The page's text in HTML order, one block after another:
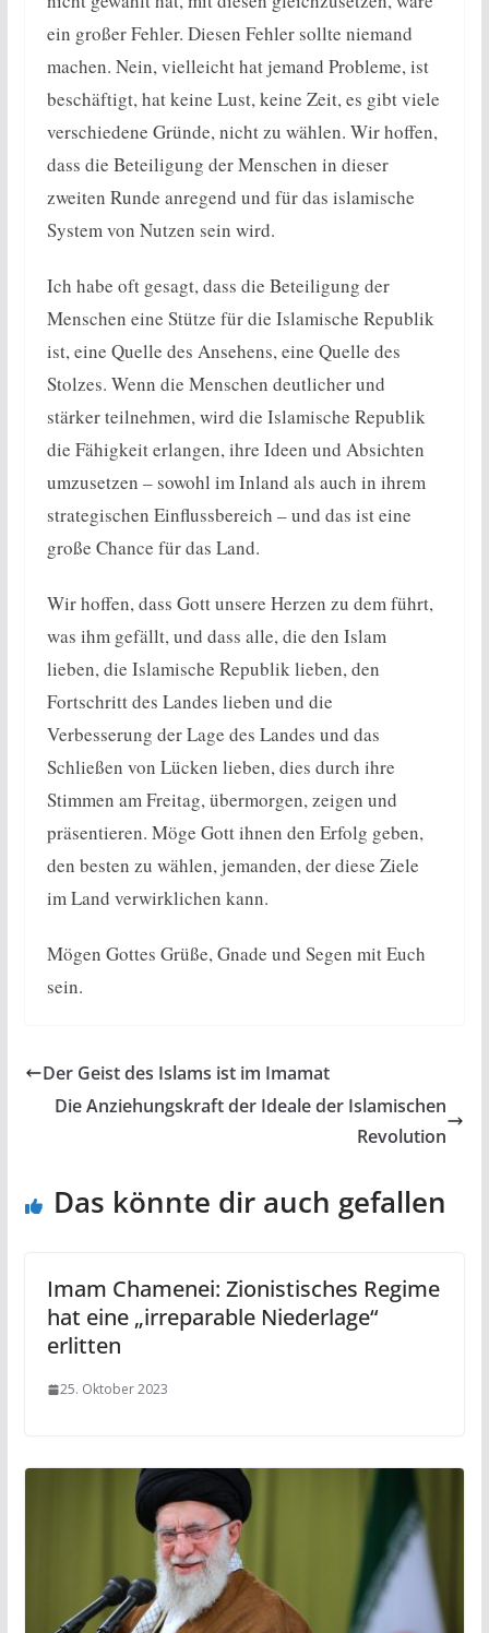
ein großer Fehler. Diesen Fehler sollte niemand
machen. Nein, vielleicht hat jemand Probleme, ist
beschäftigt, hat keine Lust, keine Zeit, es gibt viele
verschiedene Gründe, nicht zu wählen. Wir hoffen,
dass die Beteiligung der Menschen in dieser
zweiten Runde anregend und für das islamische
System von Nutzen sein wird.
Ich habe oft gesagt, dass die Beteiligung der
Menschen eine Stütze für die Islamische Republik
ist, eine Quelle des Ansehens, eine Quelle des
Stolzes. Wenn die Menschen deutlicher und
stärker teilnehmen, wird die Islamische Republik
die Fähigkeit erlangen, ihre Ideen und Absichten
umzusetzen – sowohl im Inland als auch in ihrem
strategischen Einflussbereich – und das ist eine
große Chance für das Land.
Wir hoffen, dass Gott unsere Herzen zu dem führt,
was ihm gefällt, und dass alle, die den Islam
lieben, die Islamische Republik lieben, den
Fortschritt des Landes lieben und die
Verbesserung der Lage des Landes und das
Schließen von Lücken lieben, dies durch ihre
Stimmen am Freitag, übermorgen, zeigen und
präsentieren. Möge Gott ihnen den Erfolg geben,
den besten zu wählen, jemanden, der diese Ziele
im Land verwirklichen kann.
Mögen Gottes Grüße, Gnade und Segen mit Euch
sein.
Der Geist des Islams ist im Imamat
Die Anziehungskraft der Ideale der Islamischen
Revolution
Das könnte dir auch gefallen
Imam Chamenei: Zionistisches Regime
hat eine „irreparable Niederlage“
erlitten
25. Oktober 2023